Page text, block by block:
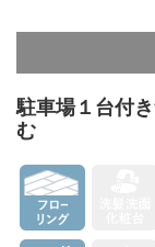
駐車場１台付
む